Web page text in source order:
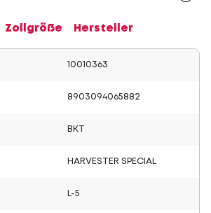
Zollgröße Hersteller
10010363
8903094065882
BKT
HARVESTER SPECIAL
L-5